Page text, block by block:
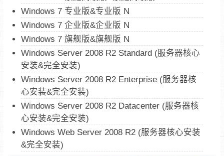
Windows 7 专业版&专业版 N
Windows 7 企业版&企业版 N
Windows 7 旗舰版&旗舰版 N
Windows Server 2008 R2 Standard (服务器核心
安装&完全安装)
Windows Server 2008 R2 Enterprise (服务器核
心安装&完全安装)
Windows Server 2008 R2 Datacenter (服务器核
心安装&完全安装)
Windows Web Server 2008 R2 (服务器核心安装
&完全安装)